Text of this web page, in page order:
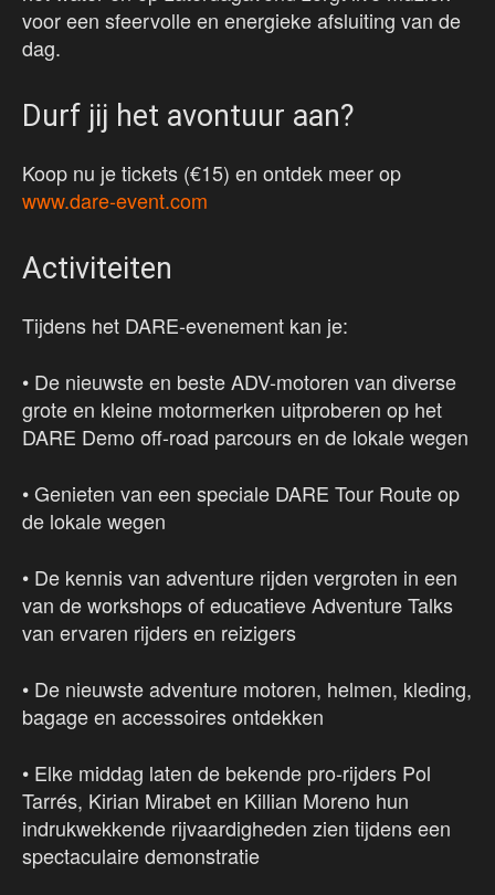
voor een sfeervolle en energieke afsluiting van de
dag.
Durf jij het avontuur aan?
Koop nu je tickets (€15) en ontdek meer op
www.dare-event.com
Activiteiten
Tijdens het DARE-evenement kan je:
• De nieuwste en beste ADV-motoren van diverse
grote en kleine motormerken uitproberen op het
DARE Demo off-road parcours en de lokale wegen
• Genieten van een speciale DARE Tour Route op
de lokale wegen
• De kennis van adventure rijden vergroten in een
van de workshops of educatieve Adventure Talks
van ervaren rijders en reizigers
• De nieuwste adventure motoren, helmen, kleding,
bagage en accessoires ontdekken
• Elke middag laten de bekende pro-rijders Pol
Tarrés, Kirian Mirabet en Killian Moreno hun
indrukwekkende rijvaardigheden zien tijdens een
spectaculaire demonstratie